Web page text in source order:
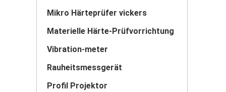
Mikro Härteprüfer vickers
Materielle Härte-Prüfvorrichtung
Vibration-meter
Rauheitsmessgerät
Profil Projektor